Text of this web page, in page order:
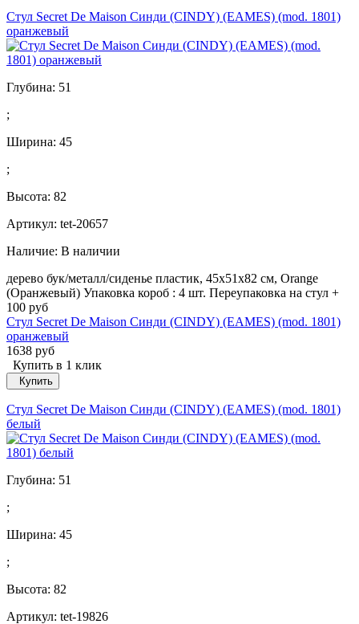
Стул Secret De Maison Синди (CINDY) (EAMES) (mod. 1801)
оранжевый
Глубина: 51
;
Ширина: 45
;
Высота: 82
Артикул: tet-20657
Наличие: В наличии
дерево бук/металл/сиденье пластик, 45x51x82 см, Orange
(Оранжевый) Упаковка короб : 4 шт. Переупаковка на стул +
100 руб
Стул Secret De Maison Синди (CINDY) (EAMES) (mod. 1801)
оранжевый
1638 руб
Купить в 1 клик
Купить
Стул Secret De Maison Синди (CINDY) (EAMES) (mod. 1801)
белый
Глубина: 51
;
Ширина: 45
;
Высота: 82
Артикул: tet-19826